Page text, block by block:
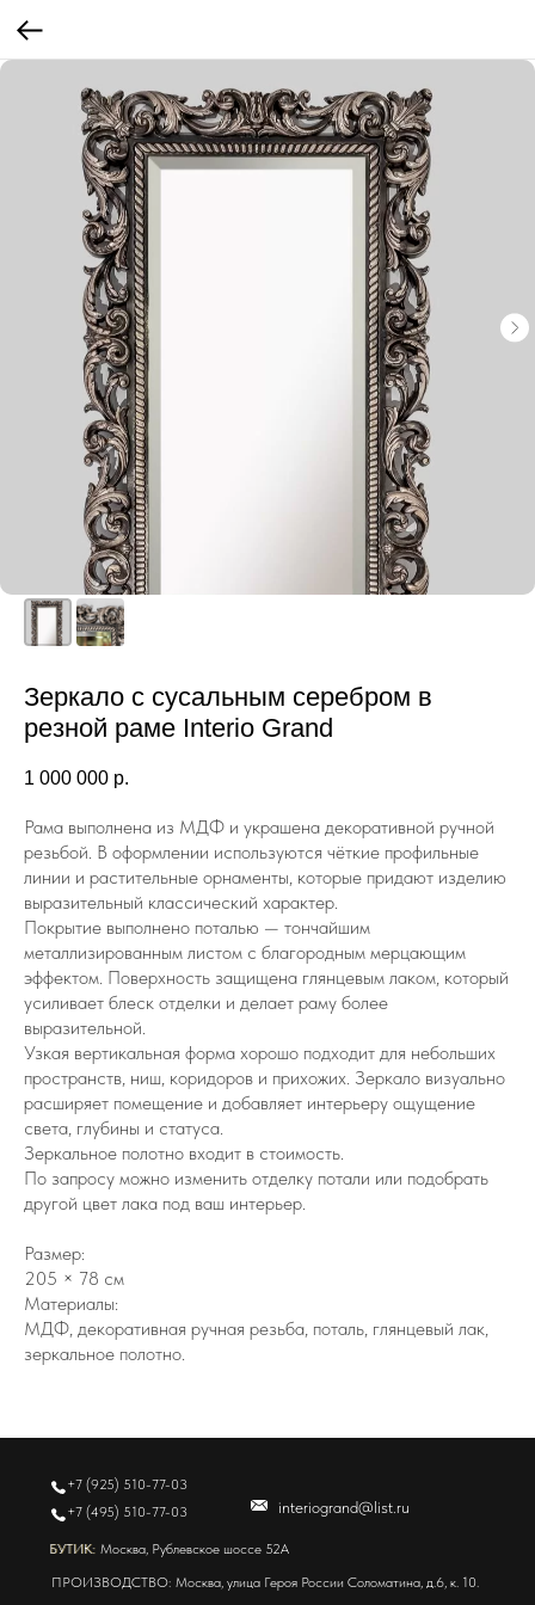
Зеркало с сусальным серебром в
резной раме Interio Grand
1 000 000 р.
Рама выполнена из МДФ и украшена декоративной ручной
резьбой. В оформлении используются чёткие профильные
линии и растительные орнаменты, которые придают изделию
выразительный классический характер.
Покрытие выполнено поталью — тончайшим
металлизированным листом с благородным мерцающим
эффектом. Поверхность защищена глянцевым лаком, который
усиливает блеск отделки и делает раму более
выразительной.
Узкая вертикальная форма хорошо подходит для небольших
пространств, ниш, коридоров и прихожих. Зеркало визуально
расширяет помещение и добавляет интерьеру ощущение
света, глубины и статуса.
Зеркальное полотно входит в стоимость.
По запросу можно изменить отделку потали или подобрать
другой цвет лака под ваш интерьер.
Размер:
205 × 78 см
Материалы:
МДФ, декоративная ручная резьба, поталь, глянцевый лак,
зеркальное полотно.
БУТИК:
БУТИК:
interiogrand@list.ru
+7 (495) 510-77-03
+7 (925) 510-77-03
Москва, Рублевское шоссе 52А
Москва, улица Героя России Соломатина, д.6, к. 10.
ПРОИЗВОДСТВО: